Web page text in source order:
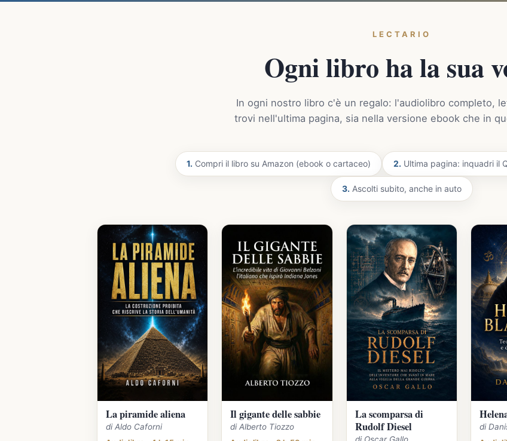
LECTARIO
Ogni libro ha la sua
In ogni nostro libro c'è un regalo: l'audiolibro completo,
trovi nell'ultima pagina, sia nella versione ebook che in
1. Compri il libro su Amazon (ebook o cartaceo) 2. Ultima pagina: inquadri il
3. Ascolti subito, anche in auto
La piramide aliena
di Aldo Caforni
Il gigante delle sabbie
di Alberto Tiozzo
La scomparsa di
Rudolf Diesel
di